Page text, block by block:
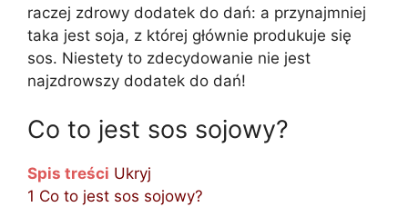
raczej zdrowy dodatek do dań: a przynajmniej
taka jest soja, z której głównie produkuje się
sos. Niestety to zdecydowanie nie jest
najzdrowszy dodatek do dań!
Co to jest sos sojowy?
Spis treści Ukryj
1 Co to jest sos sojowy?